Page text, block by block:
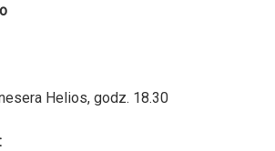
Helios, godz. 18.30